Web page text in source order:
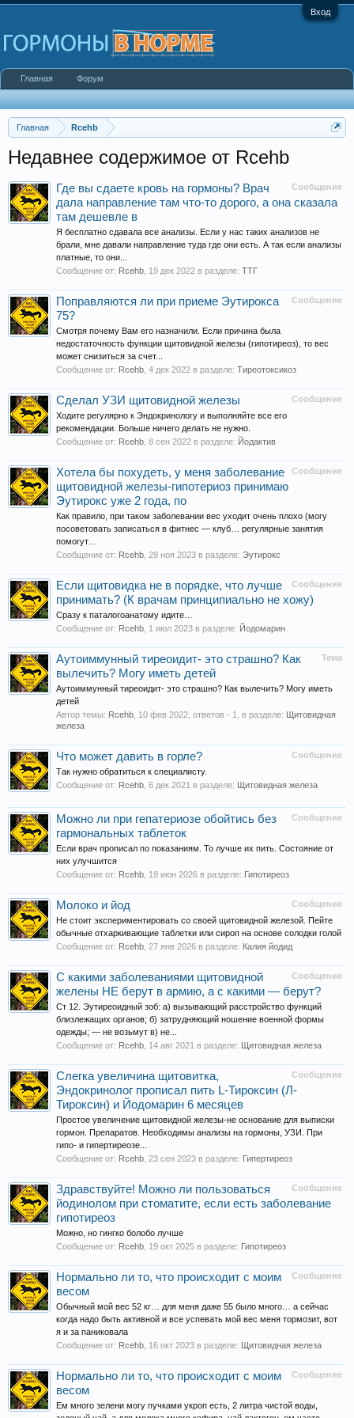
Вход
Главная Rcehb
Недавнее содержимое от Rcehb
Сообщение
Где вы сдаете кровь на гормоны? Врач
дала направление там что-то дорого, а она сказала
там дешевле в
Я бесплатно сдавала все анализы. Если у нас таких анализов не
брали, мне давали направление туда где они есть. А так если анализы
платные, то они...
Сообщение от: Rcehb 19 дек 2022 в разделе: ТТГ
Сообщение
Поправляются ли при приеме Эутирокса
75?
Смотря почему Вам его назначили. Если причина была
недостаточность функции щитовидной железы (гипотиреоз), то вес
может снизиться за счет...
Сообщение от: Rcehb 4 дек 2022 в разделе: Тиреотоксикоз
Сообщение
Сделал УЗИ щитовидной железы
Ходите регулярно к Эндокринологу и выполняйте все его
рекомендации. Больше ничего делать не нужно.
Сообщение от: Rcehb 8 сен 2022 в разделе: Йодактив
Сообщение
Хотела бы похудеть, у меня заболевание
щитовидной железы-гипотериоз принимаю
Эутирокс уже 2 года, по
Как правило, при таком заболевании вес уходит очень плохо (могу
посоветовать записаться в фитнес — клуб… регулярные занятия
помогут…
Сообщение от: Rcehb 29 ноя 2023 в разделе: Эутирокс
Сообщение
Если щитовидка не в порядке, что лучше
принимать? (К врачам принципиально не хожу)
Сразу к паталогоанатому идите…
Сообщение от: Rcehb 1 июл 2023 в разделе: Йодомарин
Тема
Аутоиммунный тиреоидит- это страшно? Как
вылечить? Могу иметь детей
Аутоиммунный тиреоидит- это страшно? Как вылечить? Могу иметь
детей
Автор темы: Rcehb 10 фев 2022 , ответов - 1, в разделе: Щитовидная
железа
Сообщение
Что может давить в горле?
Так нужно обратиться к специалисту.
Сообщение от: Rcehb 6 дек 2021 в разделе: Щитовидная железа
Сообщение
Можно ли при гепатериозе обойтись без
гармональных таблеток
Если врач прописал по показаниям. То лучше их пить. Состояние от
них улучшится
Сообщение от: Rcehb 19 июн 2026 в разделе: Гипотиреоз
Сообщение
Молоко и йод
Не стоит экспериментировать со своей щитовидной железой. Пейте
обычные отхаркивающие таблетки или сироп на основе солодки голой
Сообщение от: Rcehb 27 янв 2026 в разделе: Калия йодид
Сообщение
С какими заболеваниями щитовидной
желены НЕ берут в армию, а с какими — берут?
Ст 12. Эутиреоидный зоб: а) вызывающий расстройство функций
близлежащих органов; б) затрудняющий ношение военной формы
одежды; — не возьмут в) не...
Сообщение от: Rcehb 14 авг 2021 в разделе: Щитовидная железа
Сообщение
Слегка увеличина щитовитка,
Эндокринолог прописал пить L-Тироксин (Л-
Тироксин) и Йодомарин 6 месяцев
Простое увеличение щитовидной железы-не основание для выписки
гормон. Препаратов. Необходимы анализы на гормоны, УЗИ. При
гипо- и гипертиреозе...
Сообщение от: Rcehb 23 сен 2023 в разделе: Гипертиреоз
Сообщение
Здравствуйте! Можно ли пользоваться
йодинолом при стоматите, если есть заболевание
гипотиреоз
Можно, но гингко болобо лучше
Сообщение от: Rcehb 19 окт 2025 в разделе: Гипотиреоз
Сообщение
Нормально ли то, что происходит с моим
весом
Обычный мой вес 52 кг… для меня даже 55 было много… а сейчас
когда надо быть активной и все успевать мой вес меня тормозит, вот
я и за паниковала
Сообщение от: Rcehb 16 окт 2023 в разделе: Щитовидная железа
Сообщение
Нормально ли то, что происходит с моим
весом
Ем много зелени могу пучками укроп есть, 2 литра чистой воды,
Главная Форум